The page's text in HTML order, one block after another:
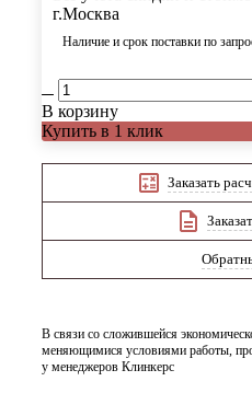
г.Москва
Наличие и срок поставки по
В корзину
Купить в 1 клик
Заказать
В связи со сложившейся
меняющимися условиями работы,
у менеджеров Клинкерс